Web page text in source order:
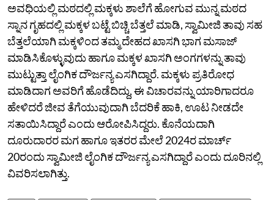
ಅವಧಿಯಲ್ಲಿ ಮಠದಲ್ಲಿ ಮಕ್ಕಳು ಶಾಲೆಗೆ ಹೋಗುವ ಮುನ್ನ ಮಠದ
ಸ್ನಾನ ಗೃಹದಲ್ಲಿ ಮಕ್ಕಳ ಬಟ್ಟೆ ಬಿಚ್ಚಿ ಬೆತ್ತಲೆ ಮಾಡಿ, ಸ್ವಾಮೀಜಿ ತಾವು ಸಹ
ಬೆತ್ತಲೆಯಾಗಿ ಮಕ್ಕಳಿಂದ ತಮ್ಮ ದೇಹದ ಖಾಸಗಿ ಭಾಗ ಮಸಾಜ್‌
ಮಾಡಿಸಿಕೊಳ್ಳುವುದು ಹಾಗೂ ಮಕ್ಕಳ ಖಾಸಗಿ ಅಂಗಗಳನ್ನು ತಾವು
ಮುಟ್ಟುತ್ತಾ ಲೈಂಗಿಕ ದೌರ್ಜನ್ಯ ಎಸಗಿದ್ದಾರೆ. ಮಕ್ಕಳು ಪ್ರತಿರೋಧ
ಮಾಡಿದಾಗ ಅವರಿಗೆ ಹೊಡೆದಿದ್ದು, ಈ ವಿಚಾರವನ್ನು ಯಾರಿಗಾದರೂ
ಹೇಳಿದರೆ ಜೀವ ತೆಗೆಯುವುದಾಗಿ ಬೆದರಿಕೆ ಹಾಕಿ, ಊಟ ನೀಡದೇ
ಸತಾಯಿಸಿದ್ದಾರೆ ಎಂದು ಆರೋಪಿಸಿದ್ದರು. ಕೊನೆಯದಾಗಿ
ದೂರುದಾರರ ಮಗ ಹಾಗೂ ಇತರರ ಮೇಲೆ 2024ರ ಮಾರ್ಚ್‌
20ರಂದು ಸ್ವಾಮೀಜಿ ಲೈಂಗಿಕ ದೌರ್ಜನ್ಯ ಎಸಗಿದ್ದಾರೆ ಎಂದು ದೂರಿನಲ್ಲಿ
ವಿವರಿಸಲಾಗಿತ್ತು.